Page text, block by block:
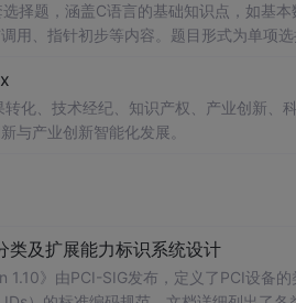
择题，涵盖C语言的基础知识点，如基
、指针初步等内容。题目形式为单项选
上机实践进行练习，
，以达到真正掌握语言特性的目的。
化、技术经纪、知识产权、产业创新、
与产业创新智能化发展。
类及扩展能力标识系统设计
》由PCI-SIG发布，定义了PCI设备